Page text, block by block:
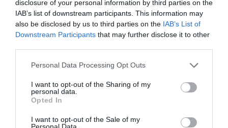
disclosure of your personal information by third parties on the
IAB’s list of downstream participants. This information may
also be disclosed by us to third parties on the IAB’s List of
Downstream Participants that may further disclose it to other
Personal Data Processing Opt Outs
I want to opt-out of the Sharing of my
personal data.
Opted In
I want to opt-out of the Sale of my
Personal Data.
Christine
Франция
Июль 2012
ПРЕВОСХОДНО
9.3/10
Très bon rapport qualité prix et très bonne focacceria, petit déjeuner très
Les seuls bémols sont l'environnement et la vue.
детали